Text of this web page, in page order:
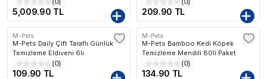
5,009.90 TL 209.90 TL
M-Pets
M-Pets Daily Çift Taraflı Günlük
Temizleme Eldiveni 6lı
(0)
109.90 TL
M-Pets
M-Pets Bamboo Kedi Köpek
Temizleme Mendili 80li Paket
(0)
134.90 TL